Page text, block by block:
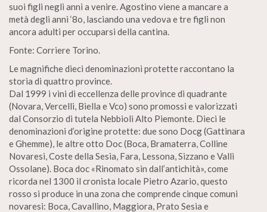
suoi figli negli anni a venire. Agostino viene a mancare a
metà degli anni ‘8o, lasciando una vedova e tre figli non
ancora adulti per occuparsi della cantina.
Fonte: Corriere Torino.
Le magnifiche dieci denominazioni protette raccontano la
storia di quattro province.
Dal 1999 i vini di eccellenza delle province di quadrante
(Novara, Vercelli, Biella e Vco) sono promossi e valorizzati
dal Consorzio di tutela Nebbioli Alto Piemonte. Dieci le
denominazioni d’origine protette: due sono Docg (Gattinara
e Ghemme), le altre otto Doc (Boca, Bramaterra, Colline
Novaresi, Coste della Sesia, Fara, Lessona, Sizzano e Valli
Ossolane). Boca doc «Rinomato sin dall’antichità», come
ricorda nel 1300 il cronista locale Pietro Azario, questo
rosso si produce in una zona che comprende cinque comuni
novaresi: Boca, Cavallino, Maggiora, Prato Sesia e